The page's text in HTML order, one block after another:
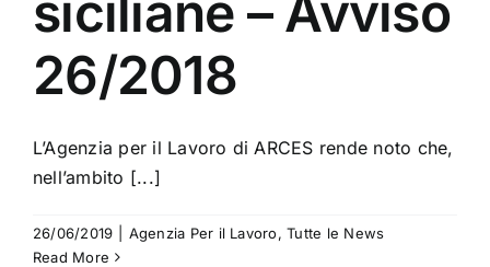
26/2018
L’Agenzia per il Lavoro di ARCES rende noto che,
nell’ambito [...]
26/06/2019 Agenzia Per il Lavoro,Tutte le News
Read More